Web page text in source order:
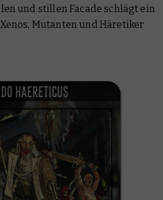
und stillen Facade schlägt ein
Mutanten und Häretiker